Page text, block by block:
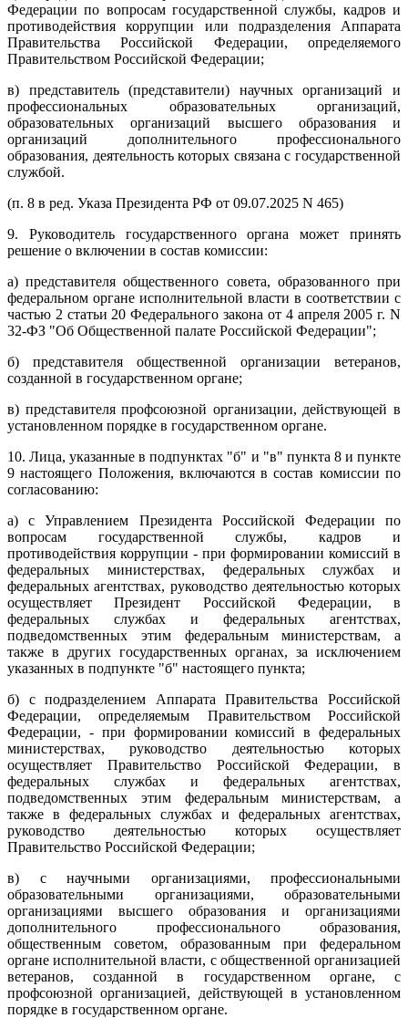
Федерации по вопросам государственной службы, кадров и
противодействия коррупции или подразделения Аппарата
Правительства Российской Федерации, определяемого
Правительством Российской Федерации;
в) представитель (представители) научных организаций и
профессиональных образовательных организаций,
образовательных организаций высшего образования и
организаций дополнительного профессионального
образования, деятельность которых связана с государственной
службой.
(п. 8 в ред. Указа Президента РФ от 09.07.2025 N 465)
9. Руководитель государственного органа может принять
решение о включении в состав комиссии:
а) представителя общественного совета, образованного при
федеральном органе исполнительной власти в соответствии с
частью 2 статьи 20 Федерального закона от 4 апреля 2005 г. N
32-ФЗ "Об Общественной палате Российской Федерации";
б) представителя общественной организации ветеранов,
созданной в государственном органе;
в) представителя профсоюзной организации, действующей в
установленном порядке в государственном органе.
10. Лица, указанные в подпунктах "б" и "в" пункта 8 и пункте
9 настоящего Положения, включаются в состав комиссии по
согласованию:
а) с Управлением Президента Российской Федерации по
вопросам государственной службы, кадров и
противодействия коррупции - при формировании комиссий в
федеральных министерствах, федеральных службах и
федеральных агентствах, руководство деятельностью которых
осуществляет Президент Российской Федерации, в
федеральных службах и федеральных агентствах,
подведомственных этим федеральным министерствам, а
также в других государственных органах, за исключением
указанных в подпункте "б" настоящего пункта;
б) с подразделением Аппарата Правительства Российской
Федерации, определяемым Правительством Российской
Федерации, - при формировании комиссий в федеральных
министерствах, руководство деятельностью которых
осуществляет Правительство Российской Федерации, в
федеральных службах и федеральных агентствах,
подведомственных этим федеральным министерствам, а
также в федеральных службах и федеральных агентствах,
руководство деятельностью которых осуществляет
Правительство Российской Федерации;
в) с научными организациями, профессиональными
образовательными организациями, образовательными
организациями высшего образования и организациями
дополнительного профессионального образования,
общественным советом, образованным при федеральном
органе исполнительной власти, с общественной организацией
ветеранов, созданной в государственном органе, с
профсоюзной организацией, действующей в установленном
порядке в государственном органе.